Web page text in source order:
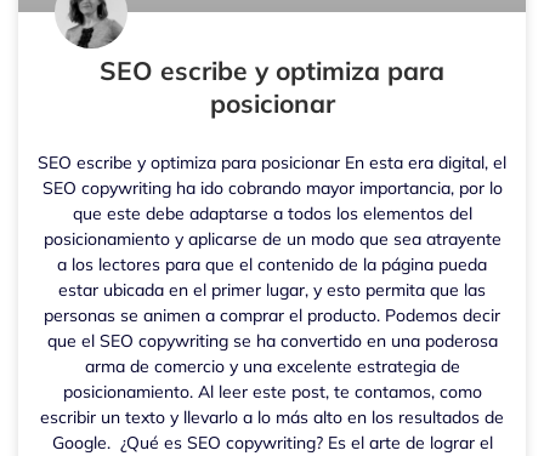
SEO escribe y optimiza para
posicionar
SEO escribe y optimiza para posicionar En esta era digital, el
SEO copywriting ha ido cobrando mayor importancia, por lo
que este debe adaptarse a todos los elementos del
posicionamiento y aplicarse de un modo que sea atrayente
a los lectores para que el contenido de la página pueda
estar ubicada en el primer lugar, y esto permita que las
personas se animen a comprar el producto. Podemos decir
que el SEO copywriting se ha convertido en una poderosa
arma de comercio y una excelente estrategia de
posicionamiento. Al leer este post, te contamos, como
escribir un texto y llevarlo a lo más alto en los resultados de
Google. ¿Qué es SEO copywriting? Es el arte de lograr el